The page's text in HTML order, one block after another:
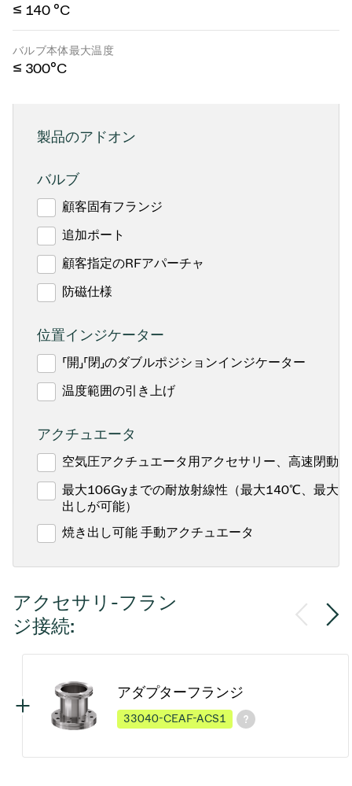
≤ 140 °C
バルブ本体最大温度
≤ 300°C
製品のアドオン
バルブ
顧客固有フランジ
追加ポート
顧客指定のRFアパーチャ
防磁仕様
位置インジケーター
「開」「閉」のダブルポジションインジケーター
温度範囲の引き上げ
アクチュエータ
空気圧アクチュエータ用アクセサリー、高速閉動作
最大106Gyまでの耐放射線性（最大140℃、最大
出しが可能）
焼き出し可能 手動アクチュエータ
アクセサリ-フラン
ジ接続:
アダプターフランジ
33040-CEAF-ACS1